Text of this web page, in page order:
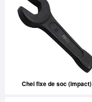
Chei fixe de soc (impact)